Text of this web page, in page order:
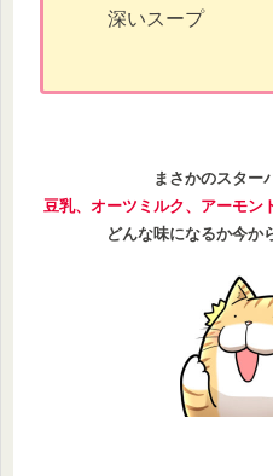
深いスープ
まさかのスター
豆乳、オーツミルク、アーモン
どんな味になるか今か